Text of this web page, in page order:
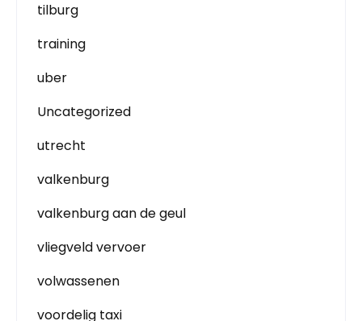
tilburg
training
uber
Uncategorized
utrecht
valkenburg
valkenburg aan de geul
vliegveld vervoer
volwassenen
voordelig taxi